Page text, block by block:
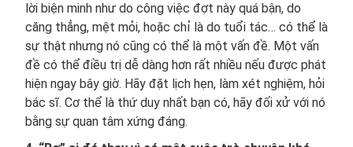
lời biện minh như do công việc đợt này quá bận, do
căng thẳng, mệt mỏi, hoặc chỉ là do tuổi tác… có thể là
sự thật nhưng nó cũng có thể là một vấn đề. Một vấn
đề có thể điều trị dễ dàng hơn rất nhiều nếu được phát
hiện ngay bây giờ. Hãy đặt lịch hẹn, làm xét nghiệm, hỏi
bác sĩ. Cơ thể là thứ duy nhất bạn có, hãy đối xử với nó
bằng sự quan tâm xứng đáng.